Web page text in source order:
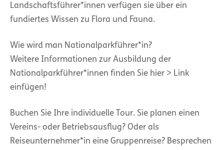
Landschaftsführer*innen verfügen sie über ein
fundiertes Wissen zu Flora und Fauna.
Wie wird man Nationalparkführer*in?
Weitere Informationen zur Ausbildung der
Nationalparkführer*innen finden Sie hier > Link
einfügen!
Buchen Sie Ihre individuelle Tour. Sie planen einen
Vereins- oder Betriebsausflug? Oder als
Reiseunternehmer*in eine Gruppenreise? Besprechen